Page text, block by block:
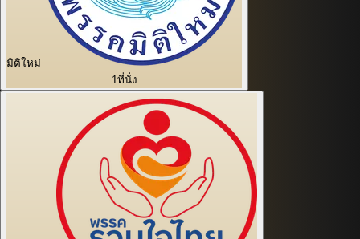
มิติใหม่
1ที่นั่ง